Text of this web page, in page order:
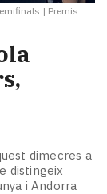
| Premis
dimecres a
distingeix
i Andorra